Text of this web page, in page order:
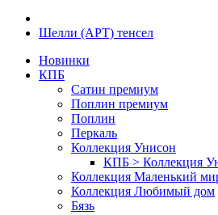
Шелли (АРТ) тенсел
Новинки
КПБ
Сатин премиум
Поплин премиум
Поплин
Перкаль
Коллекция Унисон
КПБ >
Коллекция Маленький
Коллекция Любимый дом
Бязь